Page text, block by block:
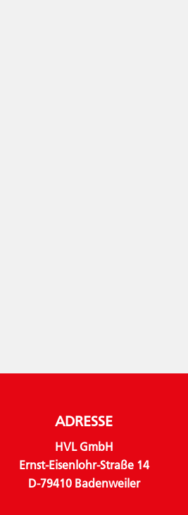
ADRESSE
HVL GmbH
Ernst-Eisenlohr-Straße 14
D-79410 Badenweiler